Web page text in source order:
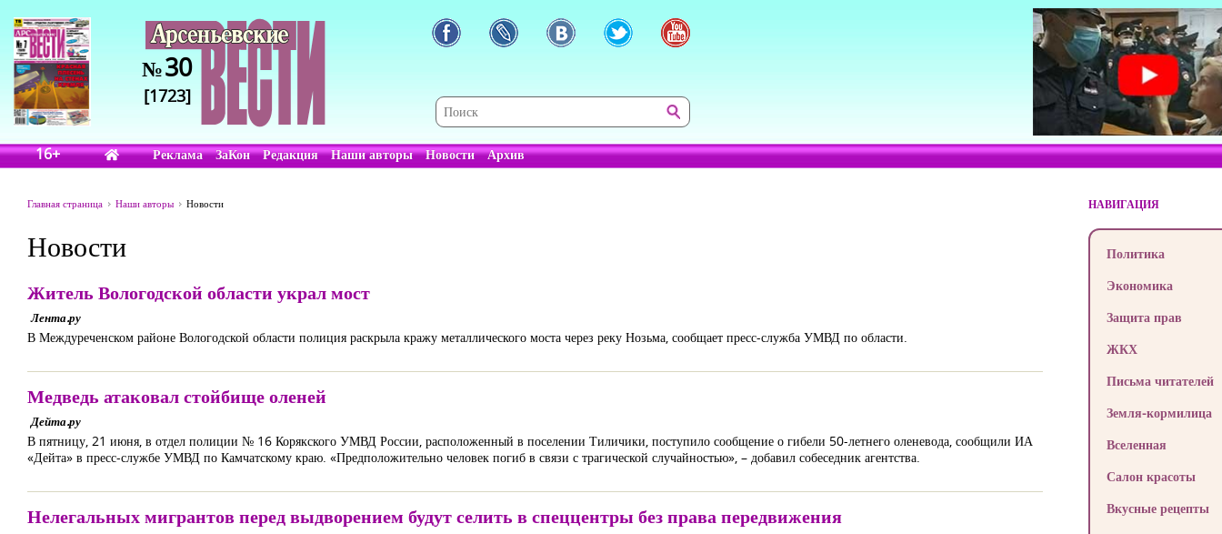
№30
[1723]
16+ Реклама ЗаКон Редакция Наши авторы Новости Архив
Главная страница Наши авторы Новости
Новости
Житель Вологодской области украл мост
Лента.ру
В Междуреченском районе Вологодской области полиция раскрыла кражу металлического моста через реку Нозьма, сообщает пресс-служба УМВД по области.
Медведь атаковал стойбище оленей
Дейта.ру
В пятницу, 21 июня, в отдел полиции № 16 Корякского УМВД России, расположенный в поселении Тиличики, поступило сообщение о гибели 50-летнего оленевода, сообщили ИА
«Дейта» в пресс-службе УМВД по Камчатскому краю. «Предположительно человек погиб в связи с трагической случайностью», – добавил собеседник агентства.
Нелегальных мигрантов перед выдворением будут селить в спеццентры без права передвижения
НАВИГАЦИЯ
Политика
Экономика
Защита прав
ЖКХ
Письма читателей
Земля-кормилица
Вселенная
Салон красоты
Вкусные рецепты